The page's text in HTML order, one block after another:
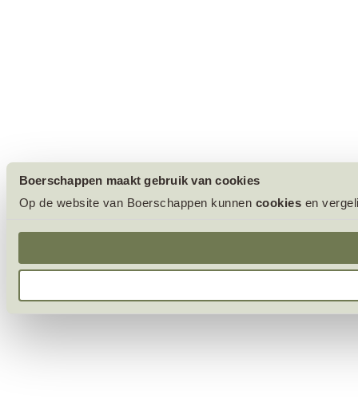
Boerschappen maakt gebruik van cookies
Op de website van Boerschappen kunnen cookies en